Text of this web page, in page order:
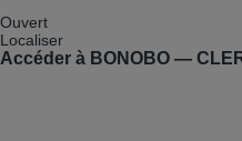
Ouvert
Localiser
Accéder à BONOBO —